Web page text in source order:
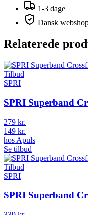
1-3 dage
Dansk
Relaterede
Tilbud
SPRI
SPRI Superband
279 kr.
149 kr.
hos Apuls
Se tilbud
Tilbud
SPRI
SPRI Superband